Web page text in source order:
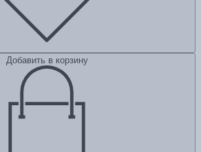
Добавить в корзину